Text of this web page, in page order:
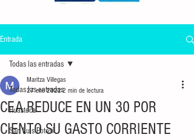
Entrada
Todas las entradas
Huasteca
San Luis Potosí
Todas las entradas
CEA REDUCE EN UN 30 POR
CIENTO SU GASTO CORRIENTE
Maritza Villegas
27 ene 20222 min de lectura